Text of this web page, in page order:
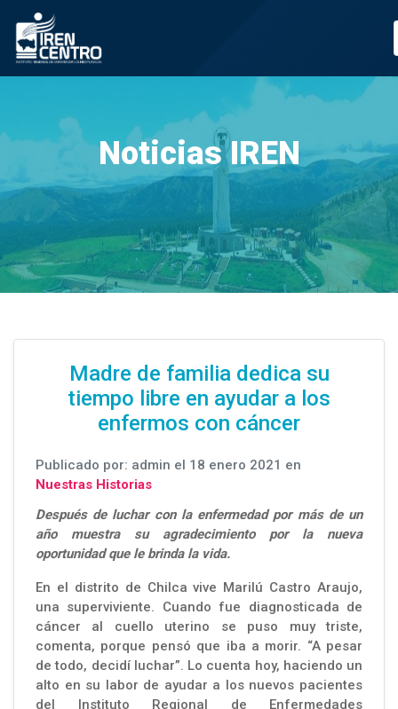
Prueba
Noticias IREN
Madre de familia dedica su
tiempo libre en ayudar a los
enfermos con cáncer
Publicado por: admin el 18 enero 2021 en
Nuestras Historias
Después de luchar con la enfermedad por más de un
año muestra su agradecimiento por la nueva
oportunidad que le brinda la vida.
En el distrito de Chilca vive Marilú Castro Araujo,
una superviviente. Cuando fue diagnosticada de
cáncer al cuello uterino se puso muy triste,
comenta, porque pensó que iba a morir. “A pesar
de todo, decidí luchar”. Lo cuenta hoy, haciendo un
alto en su labor de ayudar a los nuevos pacientes
del Instituto Regional de Enfermedades